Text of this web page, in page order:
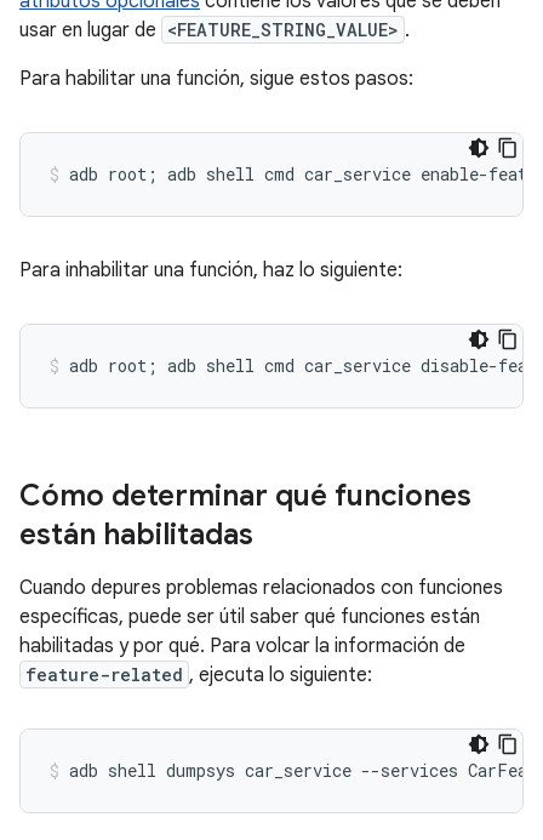
usar en lugar de <FEATURE_STRING_VALUE> .
Para habilitar una función, sigue estos pasos:
Para inhabilitar una función, haz lo siguiente:
Cómo determinar qué funciones
están habilitadas
Cuando depures problemas relacionados con funciones
específicas, puede ser útil saber qué funciones están
habilitadas y por qué. Para volcar la información de
feature-related , ejecuta lo siguiente: